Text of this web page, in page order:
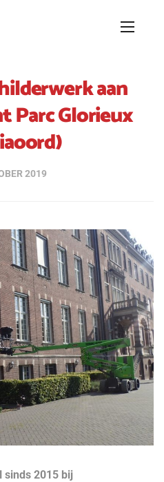
aan
Parc Glorieux
2019
sinds 2015 bij